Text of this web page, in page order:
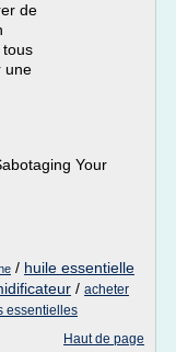
de
tous
une
Your
/ huile essentielle
/ acheter
essentielles
Haut de page